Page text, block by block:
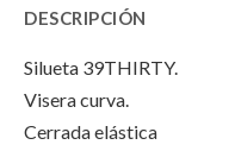
Verde"y
DESCRIPCIÓN
Silueta 39THIRTY.
Visera curva.
Cerrada elástica